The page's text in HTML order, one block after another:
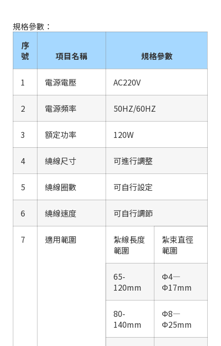
規格參數：
序
號
項目名稱 規格參數
1 電源電壓 AC220V
2 電源頻率 50HZ/60HZ
3 額定功率 120W
4 繞線尺寸 可進行調整
5 繞線圈數 可自行設定
6 繞線速度 可自行調節
7 適用範圍
紮線長度
範圍
紮束直徑
範圍
65-
120mm
Φ4—
Φ17mm
80-
140mm
Φ8—
Φ25mm